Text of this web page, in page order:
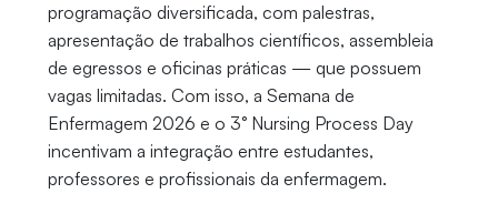
programação diversificada, com palestras,
apresentação de trabalhos científicos, assembleia
de egressos e oficinas práticas — que possuem
vagas limitadas. Com isso, a Semana de
Enfermagem 2026 e o 3° Nursing Process Day
incentivam a integração entre estudantes,
professores e profissionais da enfermagem.